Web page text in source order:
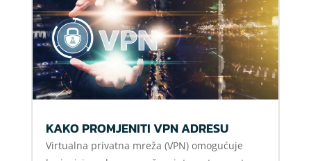
KAKO PROMJENITI VPN ADRESU
Virtualna privatna mreža (VPN) omogućuje